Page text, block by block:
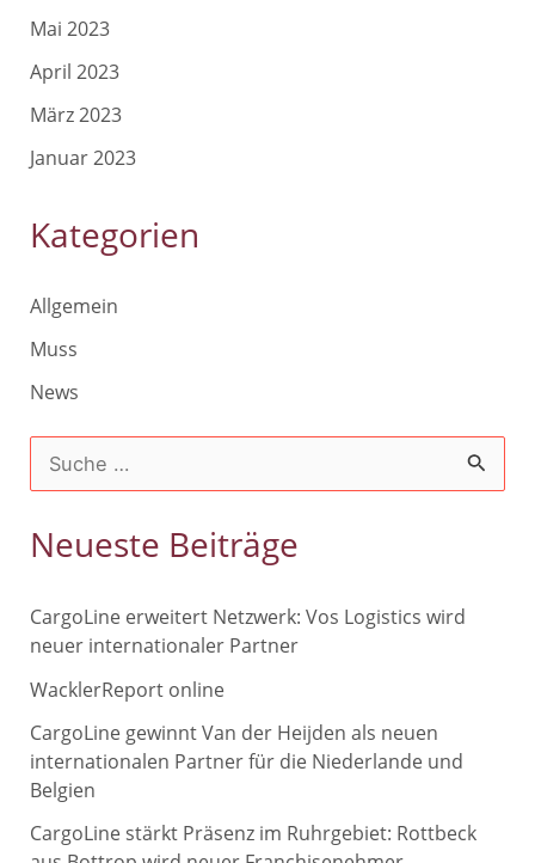
Mai 2023
April 2023
März 2023
Januar 2023
Kategorien
Allgemein
Muss
News
u
c
e
n
n
a
c
h
:
Neueste Beiträge
CargoLine erweitert Netzwerk: Vos Logistics wird
neuer internationaler Partner
WacklerReport online
CargoLine gewinnt Van der Heijden als neuen
internationalen Partner für die Niederlande und
Belgien
CargoLine stärkt Präsenz im Ruhrgebiet: Rottbeck